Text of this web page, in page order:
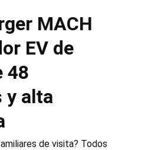
MACH
EV de
48
y alta
de visita? Todos